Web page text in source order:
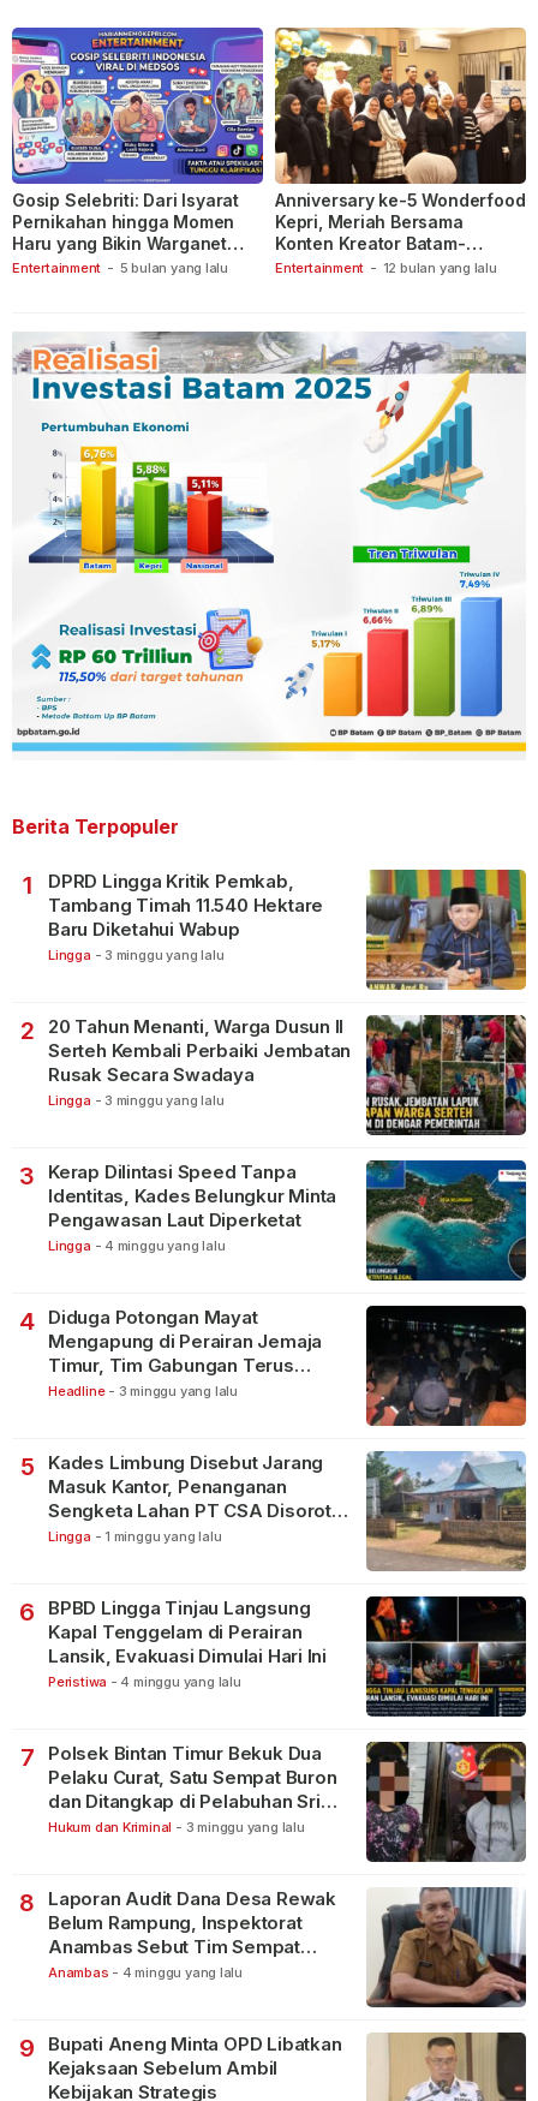
Entertainment - 5 bulan yang lalu
Gosip Selebriti: Dari Isyarat
Pernikahan hingga Momen
Haru yang Bikin Warganet
Berspekulasi
Entertainment - 12 bulan yang lalu
Anniversary ke-5 Wonderfood
Kepri, Meriah Bersama
Konten Kreator Batam-
Tanjungpinang
Berita Terpopuler
1
DPRD Lingga Kritik Pemkab,
Tambang Timah 11.540 Hektare
Baru Diketahui Wabup
Lingga - 3 minggu yang lalu
2
20 Tahun Menanti, Warga Dusun II
Serteh Kembali Perbaiki Jembatan
Rusak Secara Swadaya
Lingga - 3 minggu yang lalu
3
Kerap Dilintasi Speed Tanpa
Identitas, Kades Belungkur Minta
Pengawasan Laut Diperketat
Lingga - 4 minggu yang lalu
4
Diduga Potongan Mayat
Mengapung di Perairan Jemaja
Timur, Tim Gabungan Terus
Lakukan Pencarian
Headline - 3 minggu yang lalu
5
Kades Limbung Disebut Jarang
Masuk Kantor, Penanganan
Sengketa Lahan PT CSA Disorot
Warga
Lingga - 1 minggu yang lalu
6
BPBD Lingga Tinjau Langsung
Kapal Tenggelam di Perairan
Lansik, Evakuasi Dimulai Hari Ini
Peristiwa - 4 minggu yang lalu
7
Polsek Bintan Timur Bekuk Dua
Pelaku Curat, Satu Sempat Buron
dan Ditangkap di Pelabuhan Sri
Bintan Pura
Hukum dan Kriminal - 3 minggu yang lalu
8
Laporan Audit Dana Desa Rewak
Belum Rampung, Inspektorat
Anambas Sebut Tim Sempat
Terbagi Tangani Kasus Lain
Anambas - 4 minggu yang lalu
9
Bupati Aneng Minta OPD Libatkan
Kejaksaan Sebelum Ambil
Kebijakan Strategis